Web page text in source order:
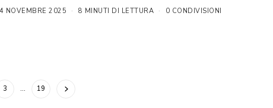
NOVEMBRE 2025 8 MINUTI DI LETTURA 0 CONDIVISIONI
3 … 19